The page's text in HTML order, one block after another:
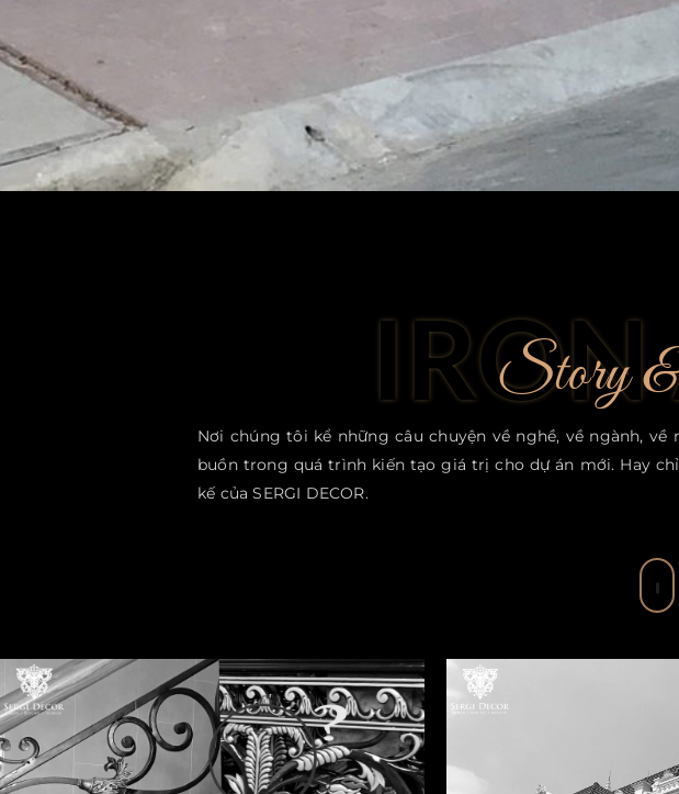
IRON
Story
Nơi chúng tôi kể những câu chuyện về nghề, về ngành,
buồn trong quá trình kiến tạo giá trị cho dự án mới. Hay
kế của SERGI DECOR.